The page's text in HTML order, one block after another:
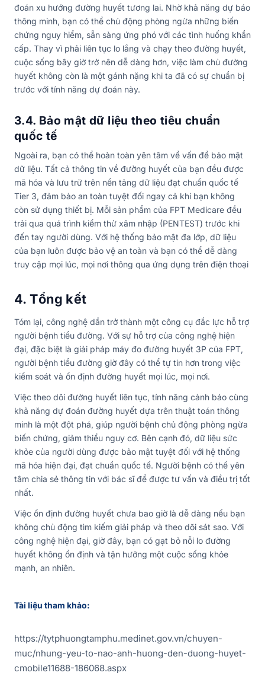
đoán xu hướng đường huyết tương lai. Nhờ khả năng dự báo
thông minh, bạn có thể chủ động phòng ngừa những biến
chứng nguy hiểm, sẵn sàng ứng phó với các tình huống khẩn
cấp. Thay vì phải liên tục lo lắng và chạy theo đường huyết,
cuộc sống bây giờ trở nên dễ dàng hơn, việc làm chủ đường
huyết không còn là một gánh nặng khi ta đã có sự chuẩn bị
trước với tính năng dự đoán này.
3.4. Bảo mật dữ liệu theo tiêu chuẩn
quốc tế
Ngoài ra, bạn có thể hoàn toàn yên tâm về vấn đề bảo mật
dữ liệu. Tất cả thông tin về đường huyết của bạn đều được
mã hóa và lưu trữ trên nền tảng dữ liệu đạt chuẩn quốc tế
Tier 3, đảm bảo an toàn tuyệt đối ngay cả khi bạn không
còn sử dụng thiết bị. Mỗi sản phẩm của FPT Medicare đều
trải qua quá trình kiểm thử xâm nhập (PENTEST) trước khi
đến tay người dùng. Với hệ thống bảo mật đa lớp, dữ liệu
của bạn luôn được bảo vệ an toàn và bạn có thể dễ dàng
truy cập mọi lúc, mọi nơi thông qua ứng dụng trên điện thoại
4. Tổng kết
Tóm lại, công nghệ dần trở thành một công cụ đắc lực hỗ trợ
người bệnh tiểu đường. Với sự hỗ trợ của công nghệ hiện
đại, đặc biệt là giải pháp máy đo đường huyết 3P của FPT,
người bệnh tiểu đường giờ đây có thể tự tin hơn trong việc
kiểm soát và ổn định đường huyết mọi lúc, mọi nơi.
Việc theo dõi đường huyết liên tục, tính năng cảnh báo cùng
khả năng dự đoán đường huyết dựa trên thuật toán thông
minh là một đột phá, giúp người bệnh chủ động phòng ngừa
biến chứng, giảm thiểu nguy cơ. Bên cạnh đó, dữ liệu sức
khỏe của người dùng được bảo mật tuyệt đối với hệ thống
mã hóa hiện đại, đạt chuẩn quốc tế. Người bệnh có thể yên
tâm chia sẻ thông tin với bác sĩ để được tư vấn và điều trị tốt
nhất.
Việc ổn định đường huyết chưa bao giờ là dễ dàng nếu bạn
không chủ động tìm kiếm giải pháp và theo dõi sát sao. Với
công nghệ hiện đại, giờ đây, bạn có gạt bỏ nỗi lo đường
huyết không ổn định và tận hưởng một cuộc sống khỏe
mạnh, an nhiên.
Tài liệu tham khảo:
https://tytphuongtamphu.medinet.gov.vn/chuyen-
muc/nhung-yeu-to-nao-anh-huong-den-duong-huyet-
cmobile11688-186068.aspx